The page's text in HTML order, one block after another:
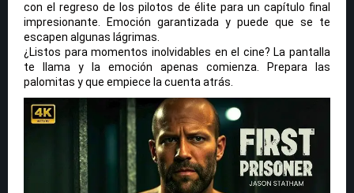
con el regreso de los pilotos de élite para un capítulo final
impresionante. Emoción garantizada y puede que se te
escapen algunas lágrimas.
¿Listos para momentos inolvidables en el cine? La pantalla
te llama y la emoción apenas comienza. Prepara las
palomitas y que empiece la cuenta atrás.